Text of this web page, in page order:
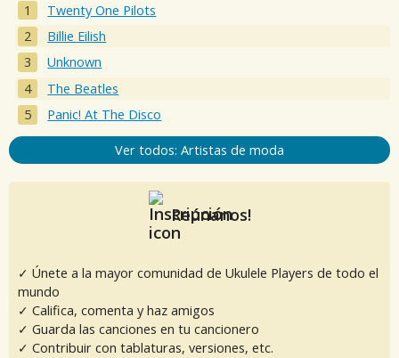
Twenty One Pilots
Billie Eilish
Unknown
The Beatles
Panic! At The Disco
Ver todos: Artistas de moda
Reúnanos!
✓ Únete a la mayor comunidad de Ukulele Players de todo el
mundo
✓ Califica, comenta y haz amigos
✓ Guarda las canciones en tu cancionero
✓ Contribuir con tablaturas, versiones, etc.